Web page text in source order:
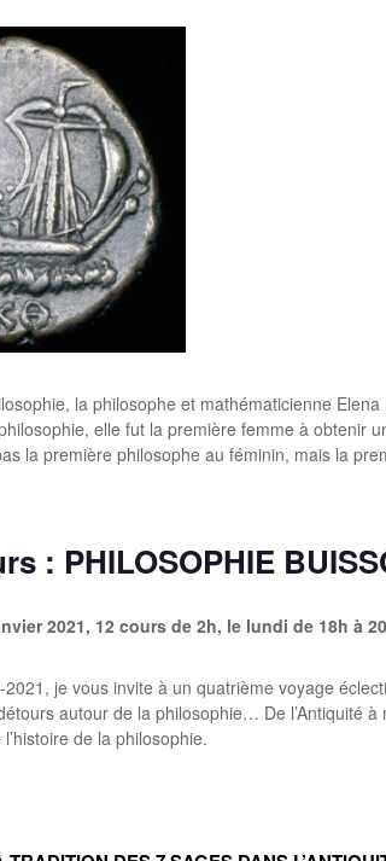
la philosophe et mathématicienne
elle fut la première femme à obtenir
la première philosophe au féminin, mais la
: PHILOSOPHIE
2021, 12 cours de 2h, le lundi de 18h à
je vous invite à un quatrième voyage
autour de la philosophie… De l’Antiquité
de la philosophie.